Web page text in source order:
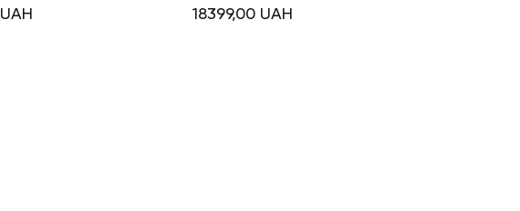
UAH 18399,00 UAH